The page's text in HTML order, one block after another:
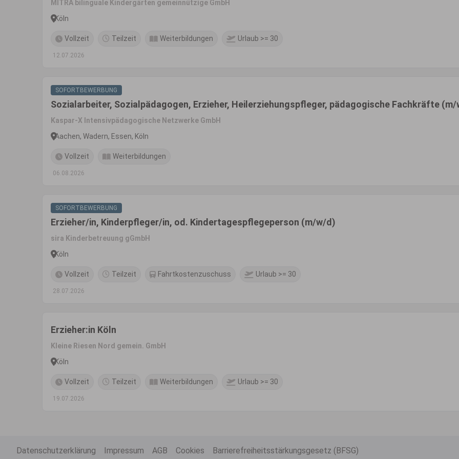
MITRA bilinguale Kindergärten gemeinnützige GmbH
Köln
Vollzeit Teilzeit Weiterbildungen Urlaub >= 30
12.07.2026
SOFORTBEWERBUNG
Sozialarbeiter, Sozialpädagogen, Erzieher, Heilerziehungspfleger, pädagogische Fachkräfte
Kaspar-X Intensivpädagogische Netzwerke GmbH
Aachen, Wadern, Essen, Köln
Vollzeit Weiterbildungen
06.08.2026
SOFORTBEWERBUNG
Erzieher/in, Kinderpfleger/in, od. Kindertagespflegeperson (m/w/d)
sira Kinderbetreuung gGmbH
Köln
Vollzeit Teilzeit Fahrtkostenzuschuss Urlaub >= 30
28.07.2026
Erzieher:in Köln
Kleine Riesen Nord gemein. GmbH
Köln
Vollzeit Teilzeit Weiterbildungen Urlaub >= 30
19.07.2026
Datenschutzerklärung Impressum AGB Cookies Barrierefreiheitsstärkungsgesetz (BFSG)